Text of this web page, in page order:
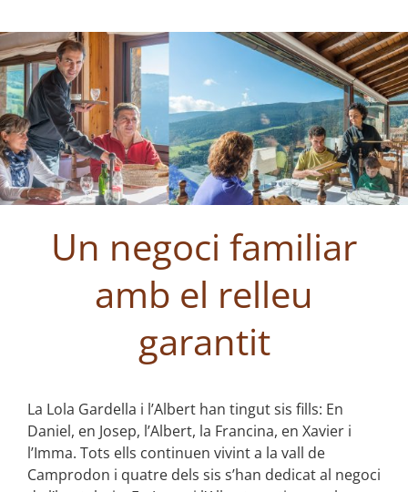
Un negoci familiar
amb el relleu
garantit
La Lola Gardella i l’Albert han tingut sis fills: En
Daniel, en Josep, l’Albert, la Francina, en Xavier i
l’Imma. Tots ells continuen vivint a la vall de
Camprodon i quatre dels sis s’han dedicat al negoci